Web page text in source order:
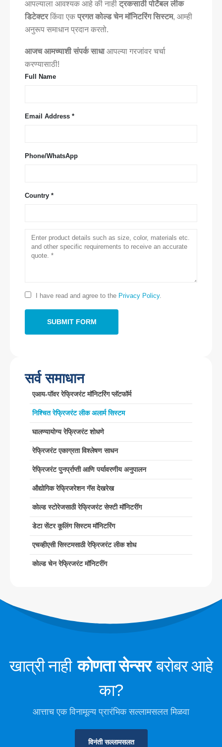
सर्व समाधान
एआय-पॉवर रेफ्रिजरंट मॉनिटरिंग प्लॅटफॉर्म
निश्चित रेफ्रिजरंट लीक अलार्म सिस्टम
घालण्यायोग्य रेफ्रिजरंट शोधणे
रेफ्रिजरंट एकाग्रता विश्लेषण साधन
रेफ्रिजरंट पुनर्प्राप्ती आणि पर्यावरणीय अनुपालन
औद्योगिक रेफ्रिजरेशन गॅस देखरेख
कोल्ड स्टोरेजसाठी रेफ्रिजरंट सेफ्टी मॉनिटरींग
डेटा सेंटर कूलिंग सिस्टम मॉनिटरिंग
एचव्हीएसी सिस्टमसाठी रेफ्रिजरंट लीक शोध
कोल्ड चेन रेफ्रिजरंट मॉनिटरींग
आपल्याला आवश्यक आहे की नाही ट्रकसाठी पोर्टेबल लीक
डिटेक्टरकिंवा एक प्रगत कोल्ड चेन मॉनिटरिंग सिस्टम, आम्ही
अनुरूप समाधान प्रदान करतो.
आजच आमच्याशी संपर्क साधाआपल्या गरजांवर चर्चा
करण्यासाठी!
Full Name
Email Address *
Phone/WhatsApp
Country *
I have read and agree to the Privacy Policy.
खात्री नाही कोणता सेन्सर बरोबर आहे
का?
आत्ताच एक विनामूल्य प्रारंभिक सल्लामसलत मिळवा
विनंती सल्लामसलत
आमच्याशी संपर्क साधा
cece@winsensor.com
Wechat
Wechat
आर 454 बी सेन्सर
आर 32 सेन्सर
आर 454 बी सेन्सर
आमचा उपाय
एचव्हीएसी सिस्टमसाठी रेफ्रिजरंट लीक शोध
कोल्ड चेन रेफ्रिजरंट मॉनिटरींग
औद्योगिक रेफ्रिजरेशन गॅस देखरेख
विन्सेन. © 2026. सर्व हक्क राखीव